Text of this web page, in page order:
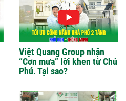
Việt Quang Group nhận
“Cơn mưa” lời khen từ Chú
Phú. Tại sao?